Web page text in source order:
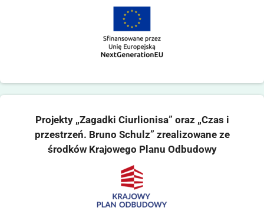
Projekty „Zagadki Ciurlionisa” oraz „Czas i
przestrzeń. Bruno Schulz” zrealizowane ze
środków Krajowego Planu Odbudowy